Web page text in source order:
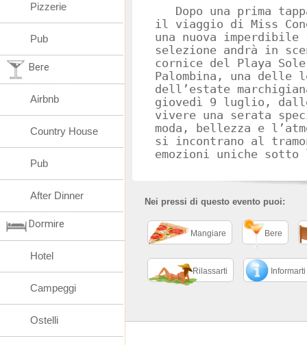
Dopo una prima
il viaggio di Miss
una nuova imperdibile
selezione andrà in
cornice del Playa
Palombina, una delle
dell’estate
giovedì 9 luglio,
vivere una serata
moda, bellezza e
si incontrano al
emozioni uniche
Nei pressi di questo evento puoi:
Mangiare Bere
Rilassarti Informarti
Pizzerie
Pub
Bere
Airbnb
Country House
Pub
After Dinner
Dormire
Hotel
Campeggi
Ostelli